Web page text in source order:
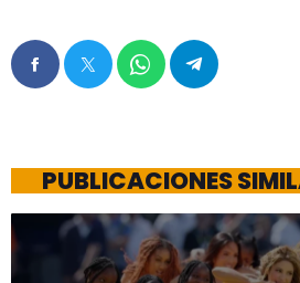
PUBLICACIONES